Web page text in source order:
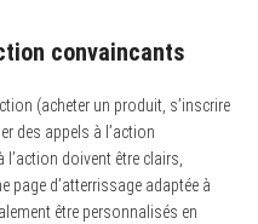
convaincants
(acheter un produit, s’inscrire
des appels à l’action
doivent être clairs,
page d’atterrissage adaptée à
être personnalisés en